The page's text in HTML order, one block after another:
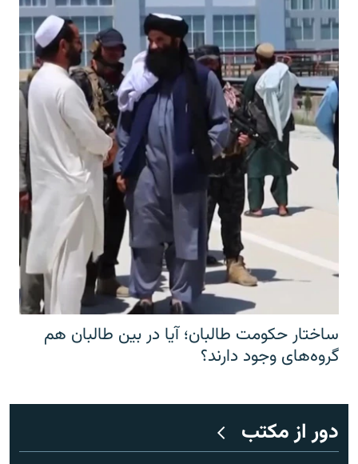
ساختار حکومت طالبان؛ آیا در بین طالبان هم
گروه‌های وجود دارند؟
دور از مکتب